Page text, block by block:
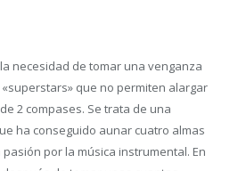
necesidad de tomar una venganza
que no permiten alargar
2 compases. Se trata de una
ha conseguido aunar cuatro almas
por la música instrumental. En